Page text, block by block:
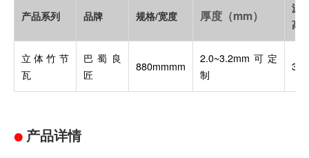
产品系列 品牌 规格/宽度 厚度（mm）
波
高
立体竹节
瓦
巴蜀良
匠
880mmmm
2.0~3.2mm可定
制
产品详情